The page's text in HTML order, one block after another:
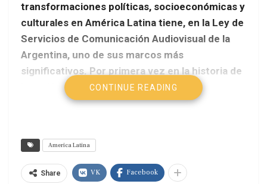
transformaciones políticas, socioeconómicas y
culturales en América Latina tiene, en la Ley de
Servicios de Comunicación Audiovisual de la
Argentina, uno de sus marcos más
significativos. Por primera vez en la historia de
la región, un país formula, aprueba y hace
cumplir una legislación que protege y valoriza
discutido e instituido.
Alainet
CONTINUE READING
America Latina
Share VK Facebook